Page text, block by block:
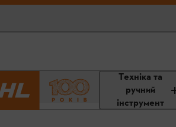
Техніка та
ручний
інструмент